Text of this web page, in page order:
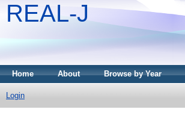
REAL-J
Home About Browse by Year
Login